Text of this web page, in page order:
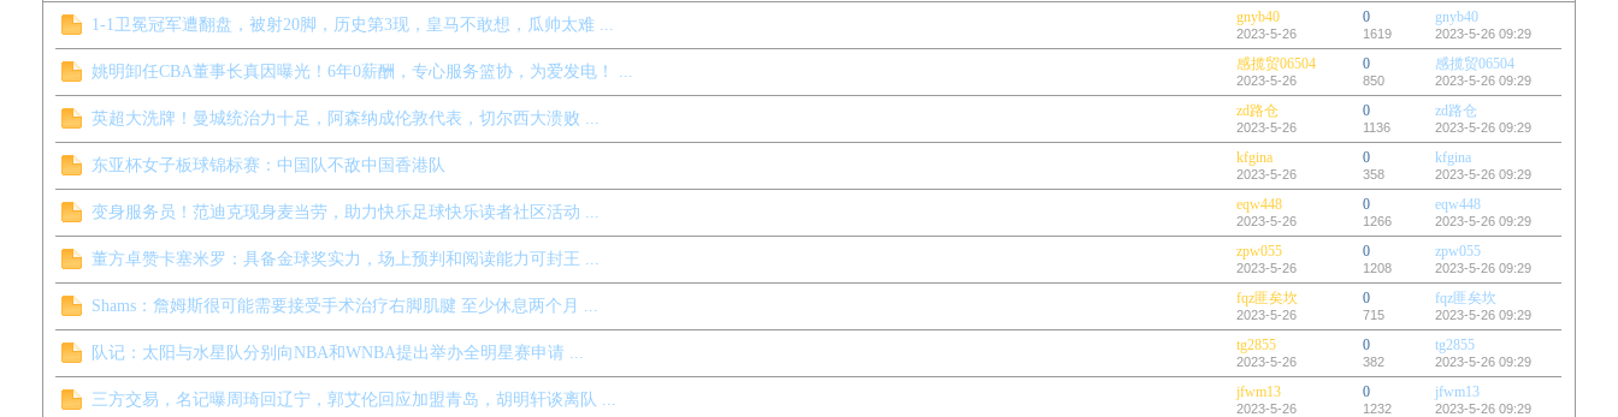
1-1卫冕冠军遭翻盘，被射20脚，历史第3现，皇马不敢想，瓜帅太难 ... gnyb40
2023-5-26
0
1619
gnyb40
2023-5-26 09:29
姚明卸任CBA董事长真因曝光！6年0薪酬，专心服务篮协，为爱发电！ ... 感揽贸06504
2023-5-26
0
850
感揽贸06504
2023-5-26 09:29
英超大洗牌！曼城统治力十足，阿森纳成伦敦代表，切尔西大溃败 ... zd路仓
2023-5-26
0
1136
zd路仓
2023-5-26 09:29
东亚杯女子板球锦标赛：中国队不敌中国香港队 kfgina
2023-5-26
0
358
kfgina
2023-5-26 09:29
变身服务员！范迪克现身麦当劳，助力快乐足球快乐读者社区活动 ... eqw448
2023-5-26
0
1266
eqw448
2023-5-26 09:29
董方卓赞卡塞米罗：具备金球奖实力，场上预判和阅读能力可封王 ... zpw055
2023-5-26
0
1208
zpw055
2023-5-26 09:29
Shams：詹姆斯很可能需要接受手术治疗右脚肌腱 至少休息两个月 ... fqz匪矣坎
2023-5-26
0
715
fqz匪矣坎
2023-5-26 09:29
队记：太阳与水星队分别向NBA和WNBA提出举办全明星赛申请 ... tg2855
2023-5-26
0
382
tg2855
2023-5-26 09:29
三方交易，名记曝周琦回辽宁，郭艾伦回应加盟青岛，胡明轩谈离队 ... jfwm13
2023-5-26
0
1232
jfwm13
2023-5-26 09:29